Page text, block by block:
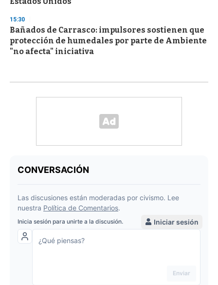
15:30
Bañados de Carrasco: impulsores sostienen que
protección de humedales por parte de Ambiente
"no afecta" iniciativa